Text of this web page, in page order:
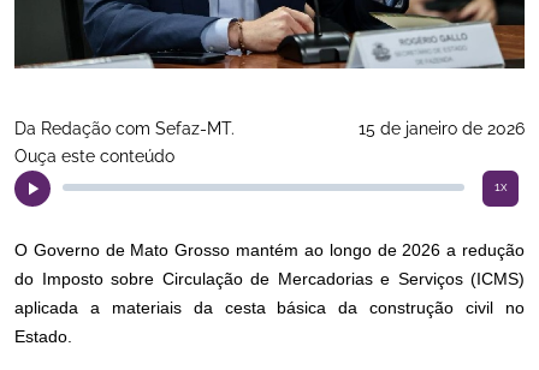
Da Redação com Sefaz-MT.
15 de janeiro de 2026
Ouça este conteúdo
1x
O Governo de Mato Grosso mantém ao longo de 2026 a redução
do Imposto sobre Circulação de Mercadorias e Serviços (ICMS)
aplicada a materiais da cesta básica da construção civil no
Estado.